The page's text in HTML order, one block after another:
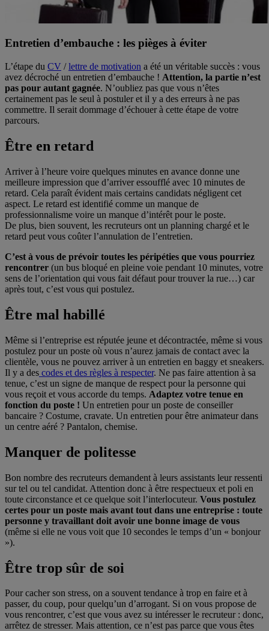
Entretien d’embauche : les pièges à éviter
L’étape du CV /lettre de motivation a été un véritable succès : vous
avez décroché un entretien d’embauche ! Attention, la partie n’est
pas pour autant gagnée. N’oubliez pas que vous n’êtes
certainement pas le seul à postuler et il y a des erreurs à ne pas
commettre. Il serait dommage d’échouer à cette étape de votre
parcours.
Être en retard
Arriver à l’heure voire quelques minutes en avance donne une
meilleure impression que d’arriver essoufflé avec 10 minutes de
retard. Cela paraît évident mais certains candidats négligent cet
aspect. Le retard est identifié comme un manque de
professionnalisme voire un manque d’intérêt pour le poste.
De plus, bien souvent, les recruteurs ont un planning chargé et le
retard peut vous coûter l’annulation de l’entretien.
C’est à vous de prévoir toutes les péripéties que vous pourriez
rencontrer (un bus bloqué en pleine voie pendant 10 minutes, votre
sens de l’orientation qui vous fait défaut pour trouver la rue…) car
après tout, c’est vous qui postulez.
Être mal habillé
Même si l’entreprise est réputée jeune et décontractée, même si vous
postulez pour un poste où vous n’aurez jamais de contact avec la
clientèle, vous ne pouvez arriver à un entretien en baggy et sneakers.
Il y a des codes et des règles à respecter. Ne pas faire attention à sa
tenue, c’est un signe de manque de respect pour la personne qui
vous reçoit et vous accorde du temps. Adaptez votre tenue en
fonction du poste ! Un entretien pour un poste de conseiller
bancaire ? Costume, cravate. Un entretien pour être animateur dans
un centre aéré ? Pantalon, chemise.
Manquer de politesse
Bon nombre des recruteurs demandent à leurs assistants leur ressenti
sur tel ou tel candidat. Attention donc à être respectueux et poli en
toute circonstance et ce quelque soit l’interlocuteur. Vous postulez
certes pour un poste mais avant tout dans une entreprise : toute
personne y travaillant doit avoir une bonne image de vous
(même si elle ne vous voit que 10 secondes le temps d’un « bonjour
»).
Être trop sûr de soi
Pour cacher son stress, on a souvent tendance à trop en faire et à
passer, du coup, pour quelqu’un d’arrogant. Si on vous propose de
vous rencontrer, c’est que vous avez su intéresser le recruteur : donc,
arrêtez de stresser. Mais attention, ce n’est pas parce que vous êtes